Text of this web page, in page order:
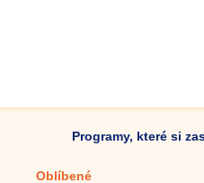
Programy, které si
Oblíbené